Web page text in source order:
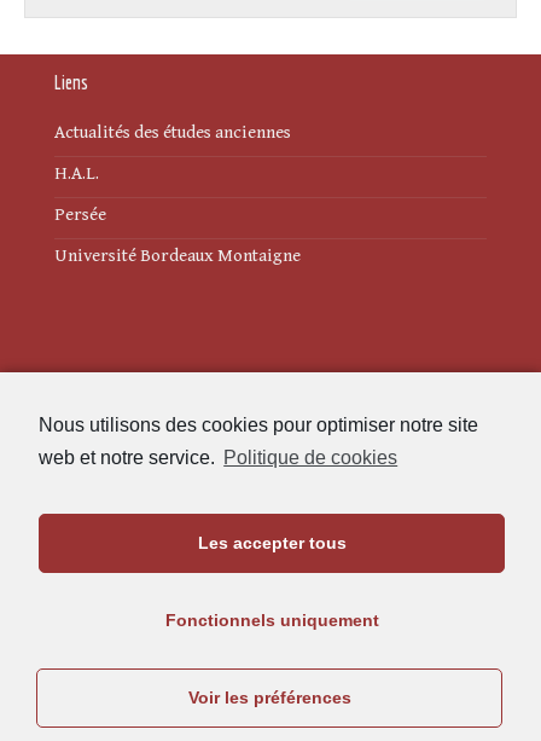
Nous utilisons des cookies pour optimiser notre site
web et notre service. Politique de cookies
Les accepter tous
Fonctionnels uniquement
Voir les préférences
Liens
Actualités des études anciennes
H.A.L.
Persée
Université Bordeaux Montaigne
Politique de cookies (UE)
Maison de l'Archéologie
05.57.12.45.63
rea@u-bordeaux-montaigne.fr